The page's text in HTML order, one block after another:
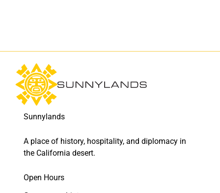
Sunnylands
A place of history, hospitality, and diplomacy in
the California desert.
Open Hours